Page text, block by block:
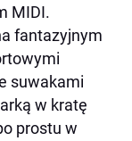
MIDI.
fantazyjnym
suwakami
w kratę
prostu w